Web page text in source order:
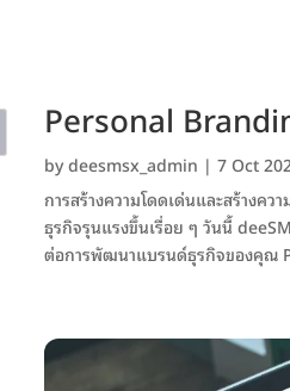
Personal
bydeesmsx_admin | 7 Oct
การสร้างความโดดเด่นและสร้างค
ธุรกิจรุนแรงขึ้นเรื่อย ๆ วันนี้
ต่อการพัฒนาแบรนด์ธุรกิจของคุณ